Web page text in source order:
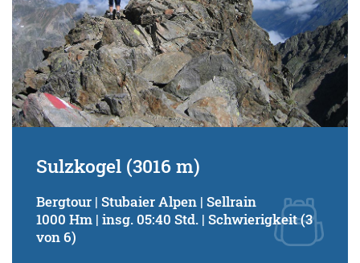
Sulzkogel (3016 m)
Bergtour | Stubaier Alpen | Sellrain
1000 Hm | insg. 05:40 Std. | Schwierigkeit (3
von 6)